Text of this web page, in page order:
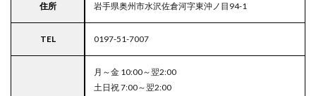
住所 岩手県奥州市水沢佐倉河字東沖ノ目94-1
TEL 0197-51-7007
月～金 10:00～翌2:00
土日祝 7:00～翌2:00